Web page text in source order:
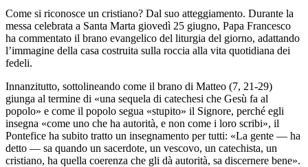
Come si riconosce un cristiano? Dal suo atteggiamento. Durante la
messa celebrata a Santa Marta giovedì 25 giugno, Papa Francesco
ha commentato il brano evangelico del liturgia del giorno, adattando
l’immagine della casa costruita sulla roccia alla vita quotidiana dei
fedeli.
Innanzitutto, sottolineando come il brano di Matteo (7, 21-29)
giunga al termine di «una sequela di catechesi che Gesù fa al
popolo» e come il popolo segua «stupito» il Signore, perché egli
insegna «come uno che ha autorità, e non come i loro scribi», il
Pontefice ha subito tratto un insegnamento per tutti: «La gente — ha
detto — sa quando un sacerdote, un vescovo, un catechista, un
cristiano, ha quella coerenza che gli dà autorità, sa discernere bene».